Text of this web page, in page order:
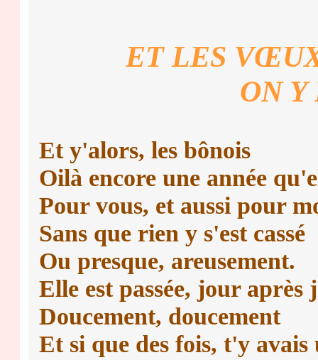
ET LES
ON Y
Et y'alors, les bônois
Oilà encore une année
Pour vous, et aussi pour
Sans que rien y s'est cassé
Ou presque, areusement.
Elle est passée, jour après
Doucement, doucement
Et si que des fois, t'y